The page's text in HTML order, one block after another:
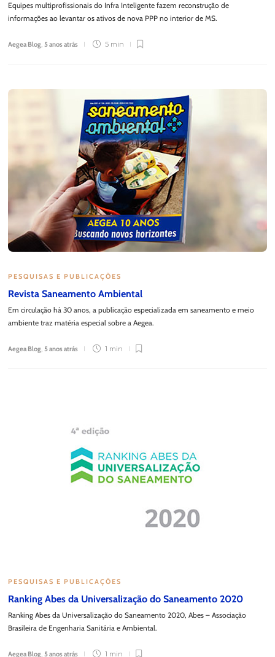
Equipes multiprofissionais do Infra Inteligente fazem reconstrução de
informações ao levantar os ativos de nova PPP no interior de MS.
Aegea Blog,5 anos atrás 5 min
PESQUISAS E PUBLICAÇÕES
Revista Saneamento Ambiental
Em circulação há 30 anos, a publicação especializada em saneamento e meio
ambiente traz matéria especial sobre a Aegea.
Aegea Blog,5 anos atrás 1 min
PESQUISAS E PUBLICAÇÕES
Ranking Abes da Universalização do Saneamento 2020
Ranking Abes da Universalização do Saneamento 2020, Abes – Associação
Brasileira de Engenharia Sanitária e Ambiental.
Aegea Blog 5 anos atrás 1 min